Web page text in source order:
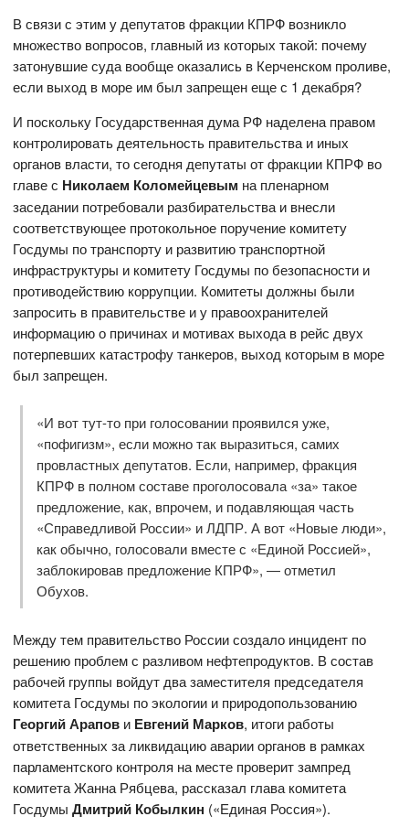
В связи с этим у депутатов фракции КПРФ возникло
множество вопросов, главный из которых такой: почему
затонувшие суда вообще оказались в Керченском проливе,
если выход в море им был запрещен еще с 1 декабря?
И поскольку Государственная дума РФ наделена правом
контролировать деятельность правительства и иных
органов власти, то сегодня депутаты от фракции КПРФ во
главе с Николаем Коломейцевым на пленарном
заседании потребовали разбирательства и внесли
соответствующее протокольное поручение комитету
Госдумы по транспорту и развитию транспортной
инфраструктуры и комитету Госдумы по безопасности и
противодействию коррупции. Комитеты должны были
запросить в правительстве и у правоохранителей
информацию о причинах и мотивах выхода в рейс двух
потерпевших катастрофу танкеров, выход которым в море
был запрещен.
«И вот тут-то при голосовании проявился уже,
«пофигизм», если можно так выразиться, самих
провластных депутатов. Если, например, фракция
КПРФ в полном составе проголосовала «за» такое
предложение, как, впрочем, и подавляющая часть
«Справедливой России» и ЛДПР. А вот «Новые люди»,
как обычно, голосовали вместе с «Единой Россией»,
заблокировав предложение КПРФ», — отметил
Обухов.
Между тем правительство России создало инцидент по
решению проблем с разливом нефтепродуктов. В состав
рабочей группы войдут два заместителя председателя
комитета Госдумы по экологии и природопользованию
Георгий Арапов и Евгений Марков, итоги работы
ответственных за ликвидацию аварии органов в рамках
парламентского контроля на месте проверит зампред
комитета Жанна Рябцева, рассказал глава комитета
ГосдумыДмитрий Кобылкин («Единая Россия»).